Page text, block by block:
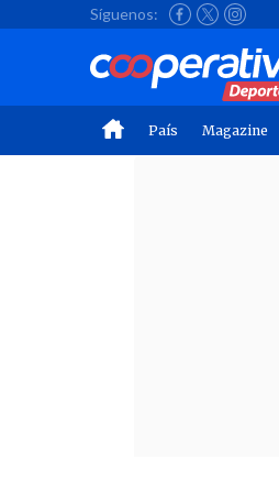
Síguenos:
País Magazine